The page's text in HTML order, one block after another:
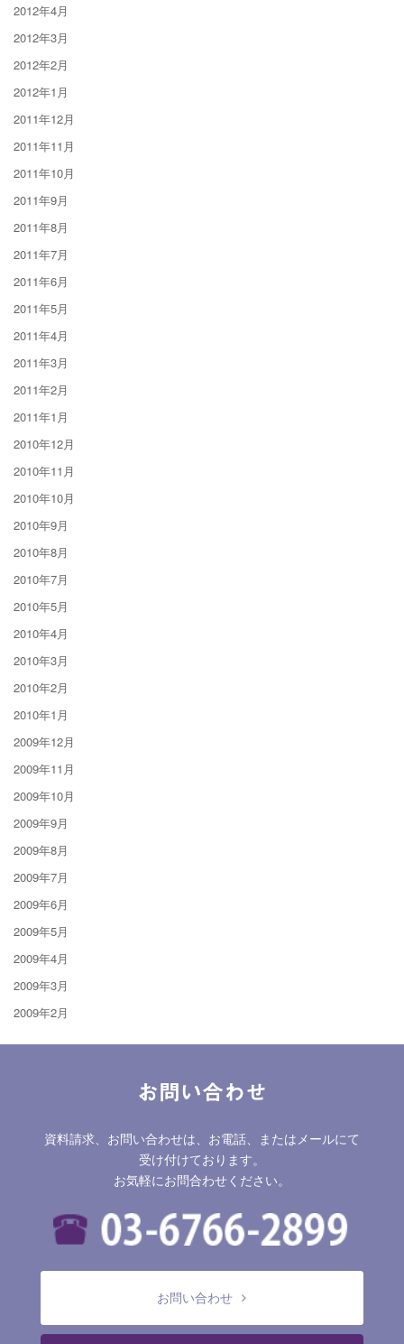
2012年4月
2012年3月
2012年2月
2012年1月
2011年12月
2011年11月
2011年10月
2011年9月
2011年8月
2011年7月
2011年6月
2011年5月
2011年4月
2011年3月
2011年2月
2011年1月
2010年12月
2010年11月
2010年10月
2010年9月
2010年8月
2010年7月
2010年5月
2010年4月
2010年3月
2010年2月
2010年1月
2009年12月
2009年11月
2009年10月
2009年9月
2009年8月
2009年7月
2009年6月
2009年5月
2009年4月
2009年3月
2009年2月
お問い合わせ
資料請求、お問い合わせは、お電話、またはメールにて
受け付けております。
お気軽にお問合わせください。
お問い合わせ